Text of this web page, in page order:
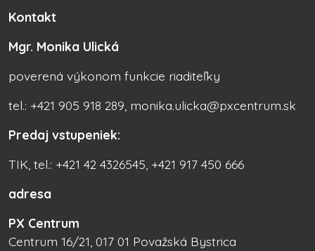
Kontakt
Mgr. Monika Ulická
poverená výkonom funkcie riaditeľky
tel.: +421 905 918 289, monika.ulicka@pxcentrum.sk
Predaj vstupeniek:
TIK, tel.: +421 42 4326545, +421 917 450 666
adresa
PX Centrum
Centrum 16/21, 017 01 Považská Bystrica